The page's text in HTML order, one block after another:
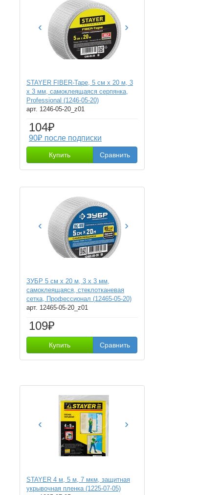
‹ ›
STAYER FIBER-Tape, 5 см х 20 м, 3
х 3 мм, самоклеящаяся серпянка,
Professional (1246-05-20)
арт. 1246-05-20_z01
104₽
90₽ после подписки
Купить Сравнить
‹ ›
ЗУБР 5 см х 20 м, 3 х 3 мм,
самоклеящаяся, стеклотканевая
сетка, Профессионал (12465-05-20)
арт. 12465-05-20_z01
109₽
Купить Сравнить
‹ ›
STAYER 4 м, 5 м, 7 мкм, защитная
укрывочная пленка (1225-07-05)